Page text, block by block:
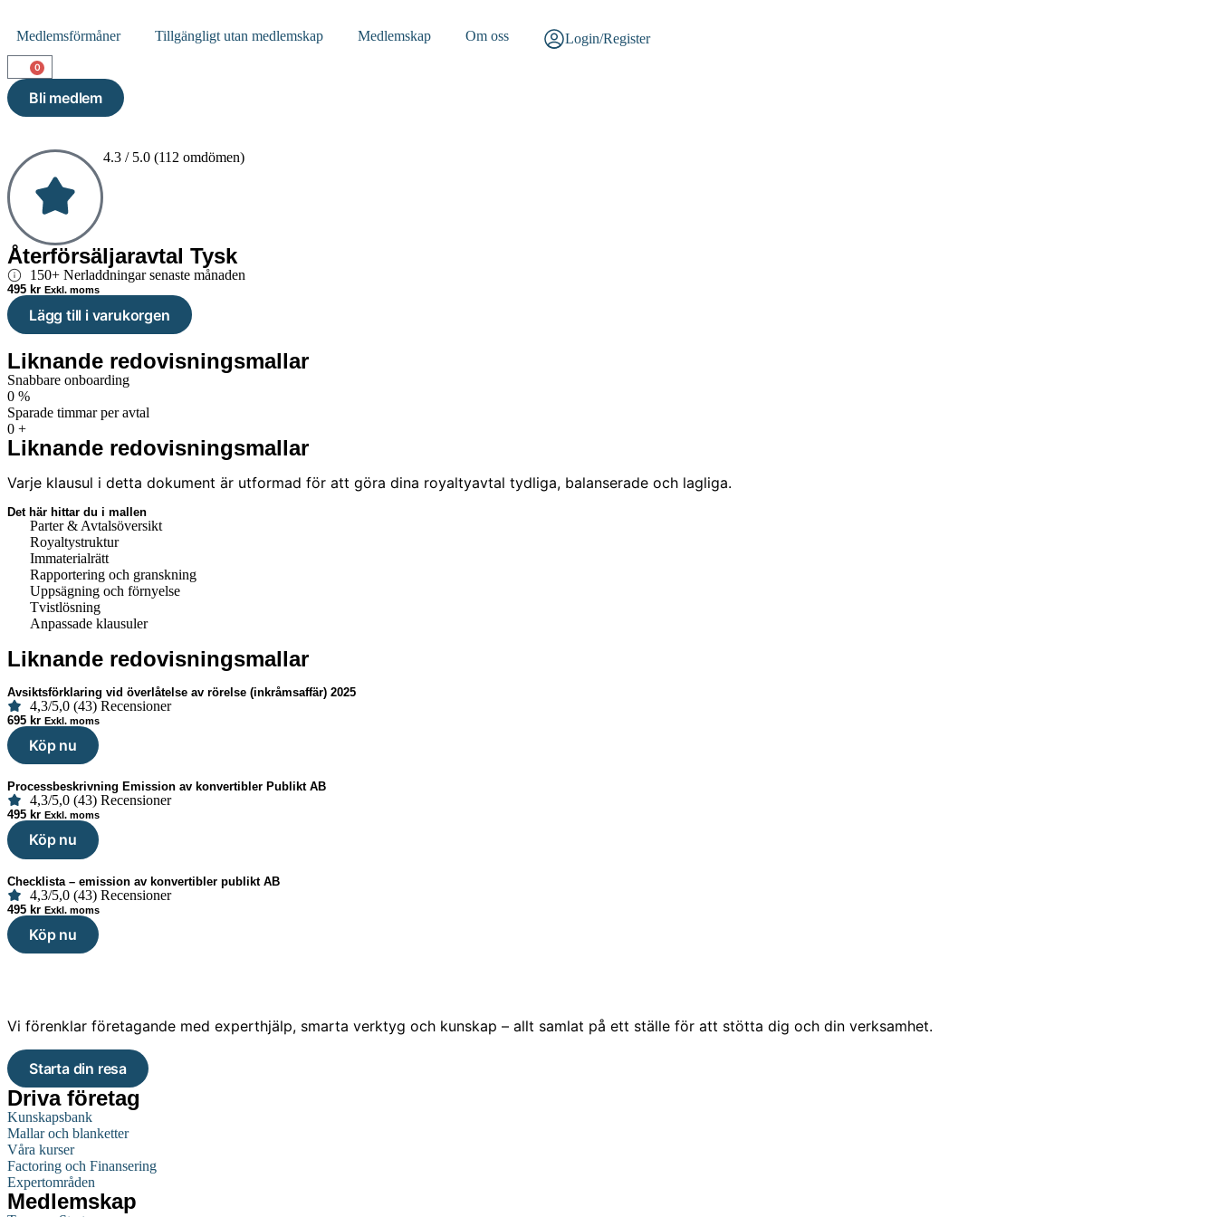
Medlemsförmåner Tillgängligt utan medlemskap Medlemskap Om oss Login/Register
0
Bli medlem
4.3 / 5.0 (112 omdömen)
Återförsäljaravtal Tysk
150+ Nerladdningar senaste månaden
495 kr Exkl. moms
Lägg till i varukorgen
Liknande redovisningsmallar
Snabbare onboarding
0 %
Sparade timmar per avtal
0 +
Liknande redovisningsmallar
Varje klausul i detta dokument är utformad för att göra dina royaltyavtal tydliga, balanserade och lagliga.
Det här hittar du i mallen
Parter & Avtalsöversikt
Royaltystruktur
Immaterialrätt
Rapportering och granskning
Uppsägning och förnyelse
Tvistlösning
Anpassade klausuler
Liknande redovisningsmallar
Avsiktsförklaring vid överlåtelse av rörelse (inkråmsaffär) 2025
4,3/5,0 (43) Recensioner
695 kr Exkl. moms
Köp nu
Processbeskrivning Emission av konvertibler Publikt AB
4,3/5,0 (43) Recensioner
495 kr Exkl. moms
Köp nu
Checklista – emission av konvertibler publikt AB
4,3/5,0 (43) Recensioner
495 kr Exkl. moms
Köp nu
Vi förenklar företagande med experthjälp, smarta verktyg och kunskap – allt samlat på ett ställe för att stötta dig och din verksamhet.
Starta din resa
Driva företag
Kunskapsbank
Mallar och blanketter
Våra kurser
Factoring och Finansering
Expertområden
Medlemskap